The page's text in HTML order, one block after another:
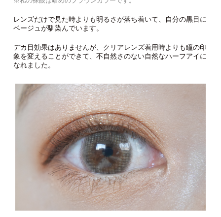
レンズだけで見た時よりも明るさが落ち着いて、自分の黒目に
ベージュが馴染んでいます。
デカ目効果はありませんが、クリアレンズ着用時よりも瞳の印
象を変えることができて、不自然さのない自然なハーフアイに
なれました。